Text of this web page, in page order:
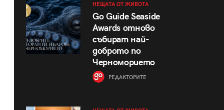
НЕЩАТА ОТ ЖИВОТА
Go Guide Seaside
Awards отново
събират най-
доброто по
Черноморието
РЕДАКТОРИТЕ